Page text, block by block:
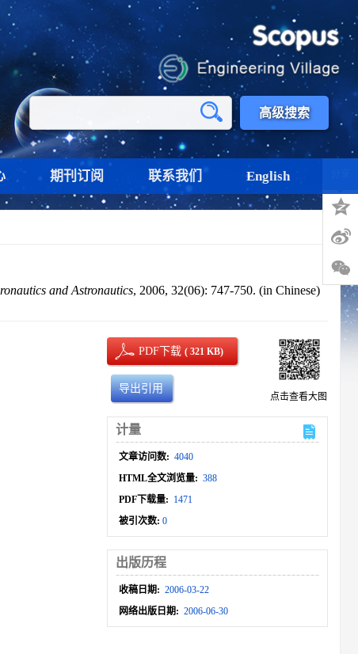
高级搜索
期刊订阅 联系我们 English
and Astronautics, 2006, 32(06): 747-750. (in Chinese)
PDF下载( 321 KB)
导出引用
点击查看大图
计量
文章访问数: 4040
HTML全文浏览量: 388
PDF下载量: 1471
被引次数:0
出版历程
收稿日期: 2006-03-22
网络出版日期: 2006-06-30